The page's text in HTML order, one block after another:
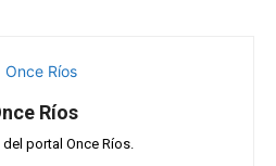
Ríos
portal Once Ríos.